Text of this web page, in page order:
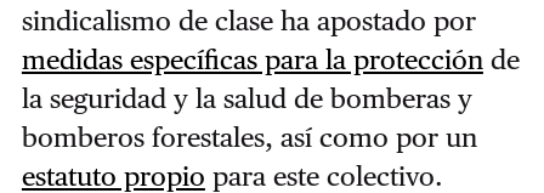
sindicalismo de clase ha apostado por
medidas específicas para la protección de
la seguridad y la salud de bomberas y
bomberos forestales, así como por un
estatuto propio para este colectivo.